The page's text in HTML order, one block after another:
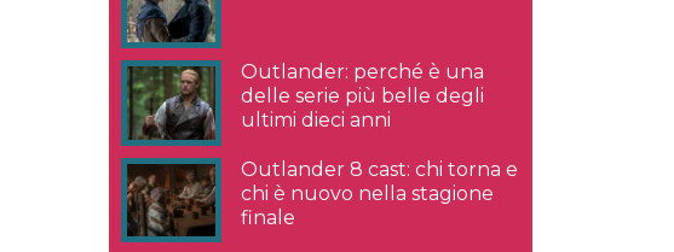
Outlander: perché è una
delle serie più belle degli
ultimi dieci anni
Outlander 8 cast: chi torna e
chi è nuovo nella stagione
finale